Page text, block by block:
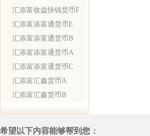
汇添富收益快钱货币F
汇添富添富通货币E
汇添富添富通货币B
汇添富添富通货币A
汇添富添富通货币C
汇添富汇鑫货币A
汇添富汇鑫货币B
希望以下内容能够帮到您：